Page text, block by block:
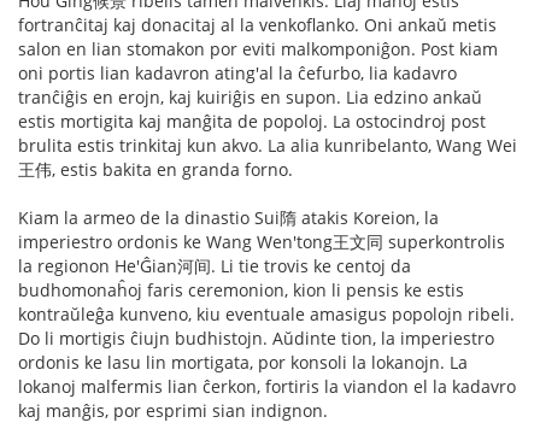
fortranĉitaj kaj donacitaj al la venkoflanko. Oni ankaŭ metis
salon en lian stomakon por eviti malkomponiĝon. Post kiam
oni portis lian kadavron ating'al la ĉefurbo, lia kadavro
tranĉiĝis en erojn, kaj kuiriĝis en supon. Lia edzino ankaŭ
estis mortigita kaj manĝita de popoloj. La ostocindroj post
brulita estis trinkitaj kun akvo. La alia kunribelanto, Wang Wei
王伟, estis bakita en granda forno.
Kiam la armeo de la dinastio Sui隋 atakis Koreion, la
imperiestro ordonis ke Wang Wen'tong王文同 superkontrolis
la regionon He'Ĝian河间. Li tie trovis ke centoj da
budhomonaĥoj faris ceremonion, kion li pensis ke estis
kontraŭleĝa kunveno, kiu eventuale amasigus popolojn ribeli.
Do li mortigis ĉiujn budhistojn. Aŭdinte tion, la imperiestro
ordonis ke lasu lin mortigata, por konsoli la lokanojn. La
lokanoj malfermis lian ĉerkon, fortiris la viandon el la kadavro
kaj manĝis, por esprimi sian indignon.